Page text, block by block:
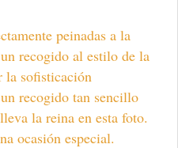
peinadas a la
recogido al estilo de la
la sofisticación
recogido tan sencillo
la reina en esta foto.
ocasión especial.